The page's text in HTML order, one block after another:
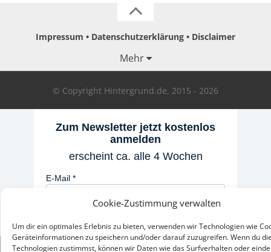
Cookie-Zustimmung verwalten
Um dir ein optimales Erlebnis zu bieten, verwenden wir Technologien wie
Geräteinformationen zu speichern und/oder darauf zuzugreifen. Wenn du
Technologien zustimmst, können wir Daten wie das Surfverhalten oder
Impressum Datenschutzerklärung Disclaimer
Mehr
© Copyright Hintergrund.de, 2015 - 2026
Zum Newsletter jetzt kostenlos
anmelden
erscheint ca. alle 4 Wochen
E-Mail